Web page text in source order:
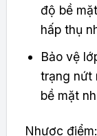
độ bề
hấp thụ
Bảo vệ
trạng nứt
bề mặt
Nhược điểm: